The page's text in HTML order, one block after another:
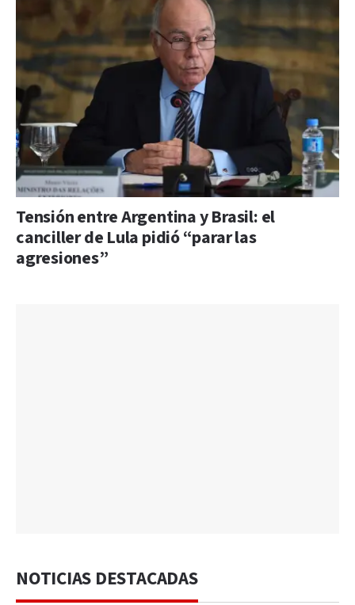
Tensión entre Argentina y Brasil: el
canciller de Lula pidió “parar las
agresiones”
NOTICIAS DESTACADAS